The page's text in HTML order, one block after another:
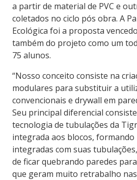
a partir de material de PVC e
coletados no ciclo pós obra. A
Ecológica foi a proposta
também do projeto como um
75 alunos.
“Nosso conceito consiste na
modulares para substituir a
convencionais e drywall em
Seu principal diferencial
tecnologia de tubulações da
integrada aos blocos,
integradas com suas
de ficar quebrando paredes
que geram muito retrabalho